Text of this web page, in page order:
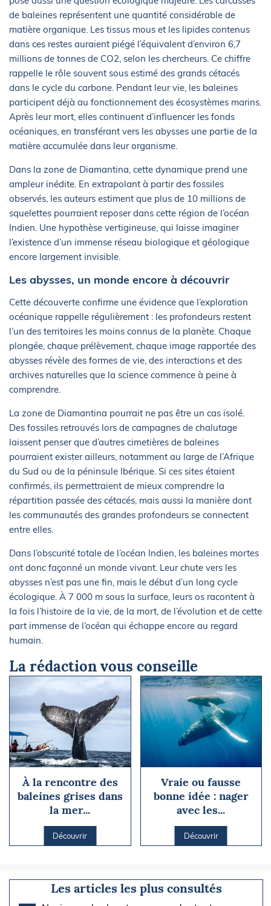
de baleines représentent une quantité considérable de
matière organique. Les tissus mous et les lipides contenus
dans ces restes auraient piégé l’équivalent d’environ 6,7
millions de tonnes de CO2, selon les chercheurs. Ce chiffre
rappelle le rôle souvent sous estimé des grands cétacés
dans le cycle du carbone. Pendant leur vie, les baleines
participent déjà au fonctionnement des écosystèmes marins.
Après leur mort, elles continuent d’influencer les fonds
océaniques, en transférant vers les abysses une partie de la
matière accumulée dans leur organisme.
Dans la zone de Diamantina, cette dynamique prend une
ampleur inédite. En extrapolant à partir des fossiles
observés, les auteurs estiment que plus de 10 millions de
squelettes pourraient reposer dans cette région de l’océan
Indien. Une hypothèse vertigineuse, qui laisse imaginer
l’existence d’un immense réseau biologique et géologique
encore largement invisible.
Les abysses, un monde encore à découvrir
Cette découverte confirme une évidence que l’exploration
océanique rappelle régulièrement : les profondeurs restent
l’un des territoires les moins connus de la planète. Chaque
plongée, chaque prélèvement, chaque image rapportée des
abysses révèle des formes de vie, des interactions et des
archives naturelles que la science commence à peine à
comprendre.
La zone de Diamantina pourrait ne pas être un cas isolé.
Des fossiles retrouvés lors de campagnes de chalutage
laissent penser que d’autres cimetières de baleines
pourraient exister ailleurs, notamment au large de l’Afrique
du Sud ou de la péninsule Ibérique. Si ces sites étaient
confirmés, ils permettraient de mieux comprendre la
répartition passée des cétacés, mais aussi la manière dont
les communautés des grandes profondeurs se connectent
entre elles.
Dans l’obscurité totale de l’océan Indien, les baleines mortes
ont donc façonné un monde vivant. Leur chute vers les
abysses n’est pas une fin, mais le début d’un long cycle
écologique. À 7 000 m sous la surface, leurs os racontent à
la fois l’histoire de la vie, de la mort, de l’évolution et de cette
part immense de l’océan qui échappe encore au regard
humain.
La rédaction vous conseille
À la rencontre des
baleines grises dans
la mer...
Découvrir
Vraie ou fausse
bonne idée : nager
avec les...
Découvrir
Les articles les plus consultés